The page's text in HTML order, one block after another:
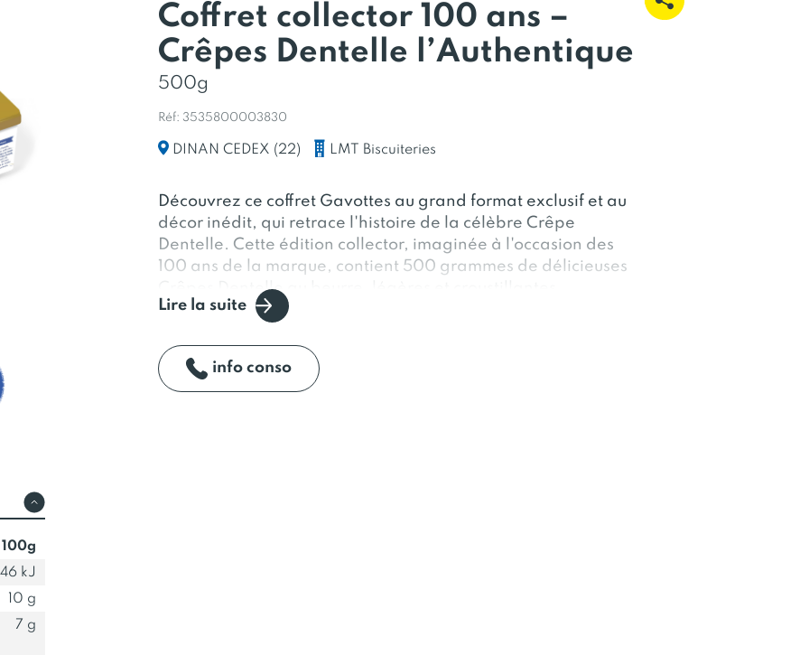
kJ
10 g
7 g
Coffret collector 100 ans –
Crêpes Dentelle l’Authentique
500g
Réf: 3535800003830
DINAN CEDEX (22) LMT Biscuiteries
Découvrez ce coffret Gavottes au grand format exclusif et au
décor inédit, qui retrace l'histoire de la célèbre Crêpe
Dentelle. Cette édition collector, imaginée à l'occasion des
100 ans de la marque, contient 500 grammes de délicieuses
Crêpes Dentelle au beurre, légères et croustillantes.
Elles sont fabriquées à Dinan à partir d'ingrédients simples et
nobles, où nos pâtissiers sont formés pendant plusieurs mois à
Lire la suite
info conso